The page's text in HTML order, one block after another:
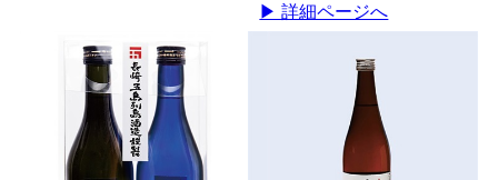
▶ 詳細ページへ